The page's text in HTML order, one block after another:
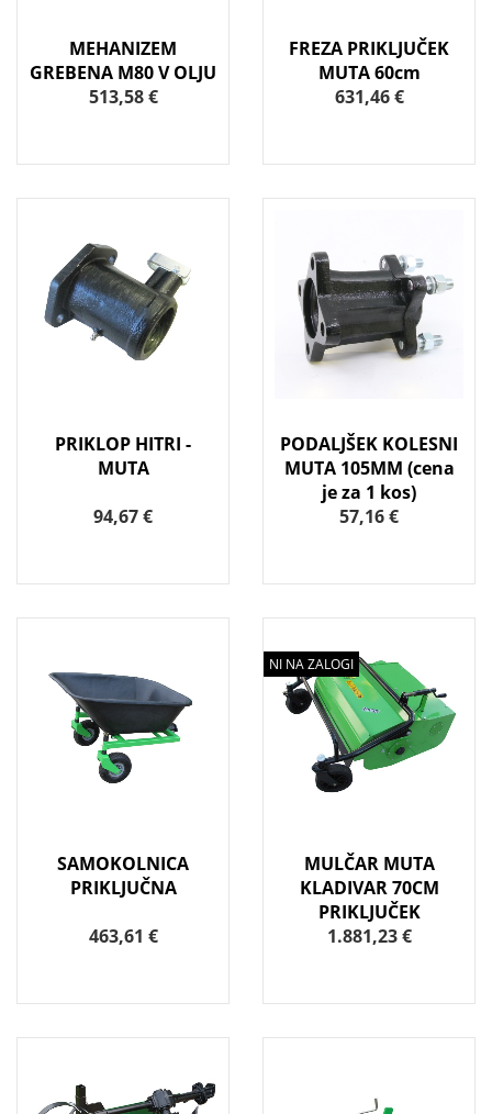
MEHANIZEM
GREBENA M80 V OLJU
513,58 €
FREZA PRIKLJUČEK
MUTA 60cm
631,46 €
PRIKLOP HITRI -
MUTA
94,67 €
PODALJŠEK KOLESNI
MUTA 105MM (cena
je za 1 kos)
57,16 €
SAMOKOLNICA
PRIKLJUČNA
463,61 €
NI NA ZALOGI
MULČAR MUTA
KLADIVAR 70CM
PRIKLJUČEK
1.881,23 €